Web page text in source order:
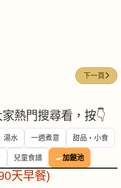
下一篇文章
下一頁
熱門搜尋看，按👇
湯水 一週煮意 甜品・小食
兒童食譜 🍳加餸池
天早餐)